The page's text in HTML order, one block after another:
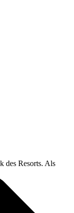
des Resorts. Als